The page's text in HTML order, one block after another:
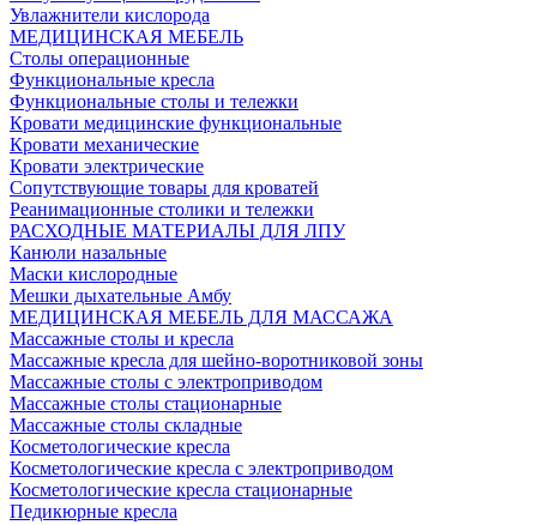
Увлажнители кислорода
МЕДИЦИНСКАЯ МЕБЕЛЬ
Столы операционные
Функциональные кресла
Функциональные столы и тележки
Кровати медицинские функциональные
Кровати механические
Кровати электрические
Сопутствующие товары для кроватей
Реанимационные столики и тележки
РАСХОДНЫЕ МАТЕРИАЛЫ ДЛЯ ЛПУ
Канюли назальные
Маски кислородные
Мешки дыхательные Амбу
МЕДИЦИНСКАЯ МЕБЕЛЬ ДЛЯ МАССАЖА
Массажные столы и кресла
Массажные кресла для шейно-воротниковой зоны
Массажные столы с электроприводом
Массажные столы стационарные
Массажные столы складные
Косметологические кресла
Косметологические кресла с электроприводом
Косметологические кресла стационарные
Педикюрные кресла